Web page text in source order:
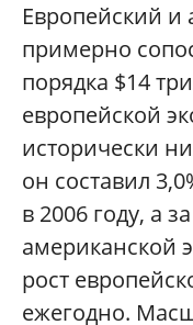
Европейский
примерно
порядка $14
европейской
исторически
он составил
в 2006 году, а
американской
рост
ежегодно.